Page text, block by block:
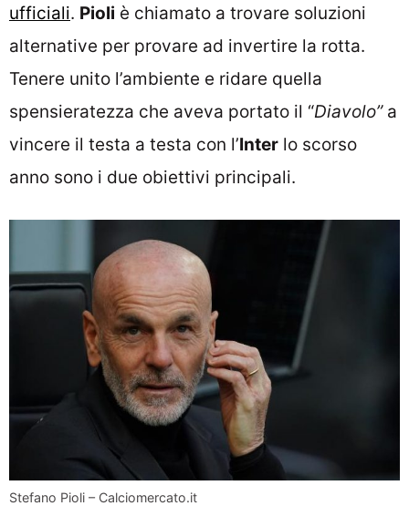
ufficiali. Pioli è chiamato a trovare soluzioni
alternative per provare ad invertire la rotta.
Tenere unito l’ambiente e ridare quella
spensieratezza che aveva portato il “Diavolo”a
vincere il testa a testa con l’Inter lo scorso
anno sono i due obiettivi principali.
Stefano Pioli – Calciomercato.it